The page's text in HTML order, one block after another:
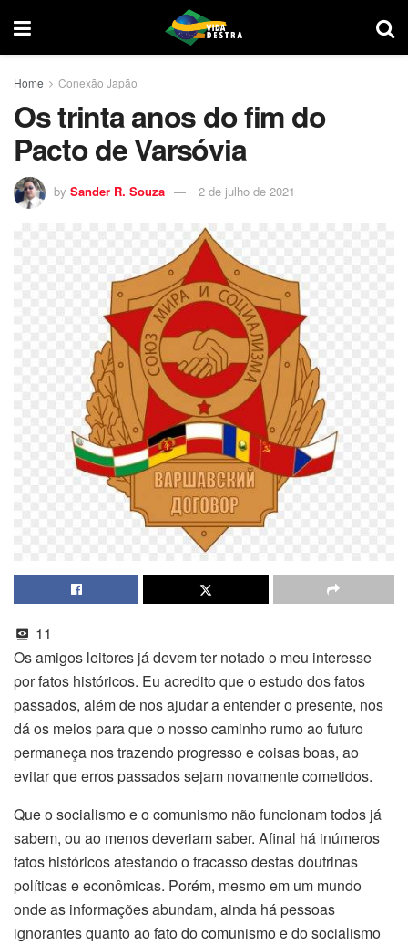
Home Conexão Japão
Os trinta anos do fim do
Pacto de Varsóvia
by Sander R. Souza 2 de julho de 2021
11
Os amigos leitores já devem ter notado o meu interesse
por fatos históricos. Eu acredito que o estudo dos fatos
passados, além de nos ajudar a entender o presente, nos
dá os meios para que o nosso caminho rumo ao futuro
permaneça nos trazendo progresso e coisas boas, ao
evitar que erros passados sejam novamente cometidos.
Que o socialismo e o comunismo não funcionam todos já
sabem, ou ao menos deveriam saber. Afinal há inúmeros
fatos históricos atestando o fracasso destas doutrinas
políticas e econômicas. Porém, mesmo em um mundo
onde as informações abundam, ainda há pessoas
ignorantes quanto ao fato do comunismo e do socialismo